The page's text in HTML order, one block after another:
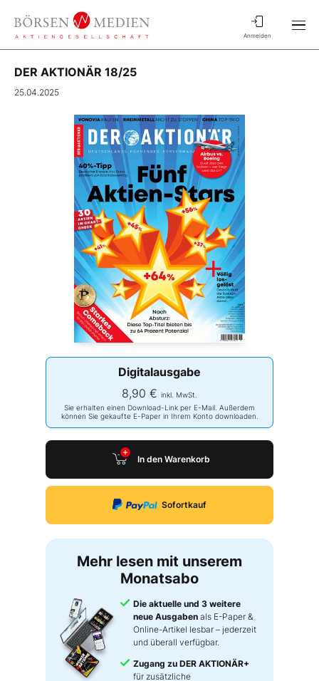
Anmelden
DER AKTIONÄR 18/25
25.04.2025
Digitalausgabe
8,90 € inkl. MwSt.
Sie erhalten einen Download-Link per E-Mail. Außerdem
können Sie gekaufte E-Paper in Ihrem Konto downloaden.
In den Warenkorb
Sofortkauf
Mehr lesen mit unserem
Monatsabo
Die aktuelle und 3 weitere
neue Ausgaben als E-Paper &
Online-Artikel lesbar – jederzeit
und überall verfügbar.
Zugang zu DER AKTIONÄR+
für zusätzliche